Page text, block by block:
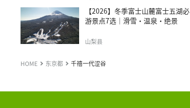
【2026】冬季富士山麓富士五湖必
游景点7选｜滑雪・温泉・绝景
山梨县
HOME 东京都 千禧一代涩谷